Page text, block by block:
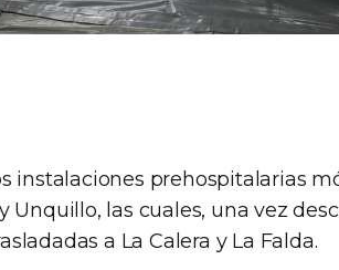
instalaciones prehospitalarias
Unquillo, las cuales, una vez
a La Calera y La Falda.